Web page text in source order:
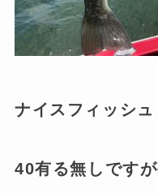
ナイスフィッシュ
40有る無しです